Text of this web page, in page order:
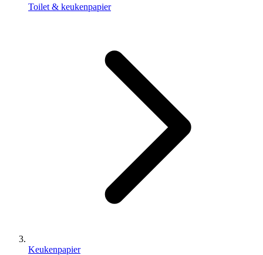
Toilet & keukenpapier
Keukenpapier